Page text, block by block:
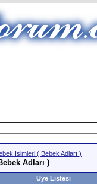
İsimleri ( Bebek Adları )
Adları )
Üye Listesi